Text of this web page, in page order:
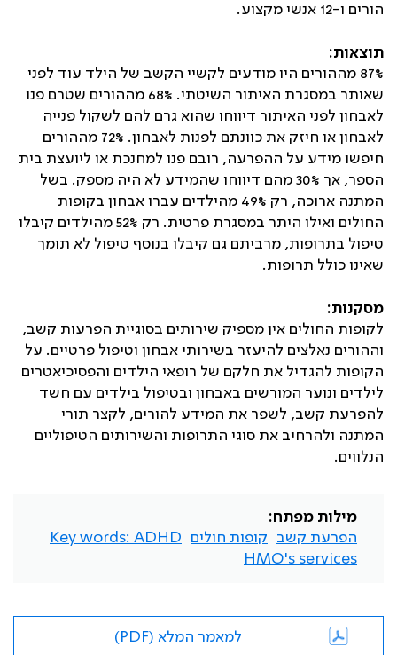
הורים ו-12 אנשי מקצוע.
תוצאות:
87% מההורים היו מודעים לקשיי הקשב של הילד עוד לפני
שאותר במסגרת האיתור השיטתי. 68% מההורים שטרם פנו
לאבחון לפני האיתור דיווחו שהוא גרם להם לשקול פנייה
לאבחון או חיזק את כוונתם לפנות לאבחון. 72% מההורים
חיפשו מידע על ההפרעה, רובם פנו למחנכת או ליועצת בית
הספר, אך 30% מהם דיווחו שהמידע לא היה מספק. בשל
המתנה ארוכה, רק 49% מהילדים עברו אבחון בקופות
החולים ואילו היתר במסגרת פרטית. רק 52% מהילדים קיבלו
טיפול בתרופות, מרביתם גם קיבלו בנוסף טיפול לא תומך
שאינו כולל תרופות.
מסקנות:
לקופות החולים אין מספיק שירותים בסוגיית הפרעות קשב,
וההורים נאלצים להיעזר בשירותי אבחון וטיפול פרטיים. על
הקופות להגדיל את חלקם של רופאי הילדים והפסיכיאטרים
לילדים ונוער המורשים באבחון ובטיפול בילדים עם חשד
להפרעת קשב, לשפר את המידע להורים, לקצר תורי
המתנה ולהרחיב את סוגי התרופות והשירותים הטיפוליים
הנלווים.
מילות מפתח:
הפרעת קשב
קופות חולים
Key words: ADHD
HMO's services
למאמר המלא (PDF)